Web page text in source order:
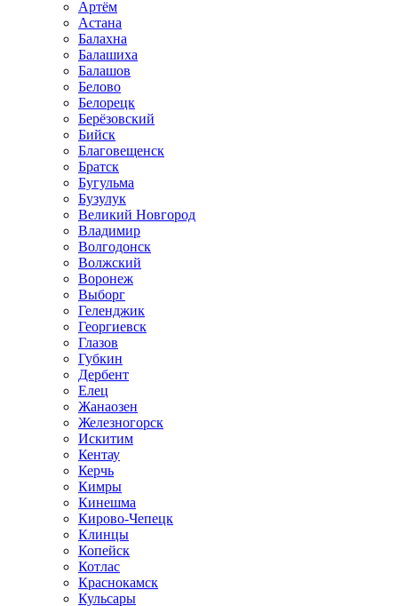
Артём
Астана
Балахна
Балашиха
Балашов
Белово
Белорецк
Берёзовский
Бийск
Благовещенск
Братск
Бугульма
Бузулук
Великий Новгород
Владимир
Волгодонск
Волжский
Воронеж
Выборг
Геленджик
Георгиевск
Глазов
Губкин
Дербент
Елец
Жанаозен
Железногорск
Искитим
Кентау
Керчь
Кимры
Кинешма
Кирово-Чепецк
Клинцы
Копейск
Котлас
Краснокамск
Кульсары